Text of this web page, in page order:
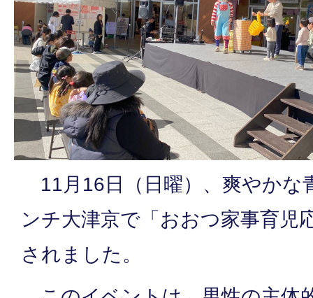
11月16日（日曜）、爽やかな
ンチ大津京で「おおつ家事育児
されました。